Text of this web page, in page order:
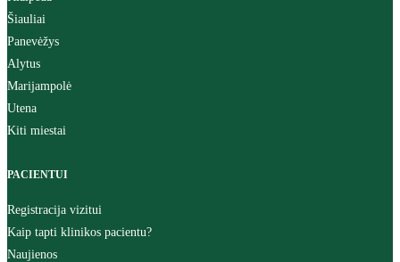
Šiauliai
Panevėžys
Alytus
Marijampolė
Utena
Kiti miestai
PACIENTUI
Registracija vizitui
Kaip tapti klinikos pacientu?
Naujienos